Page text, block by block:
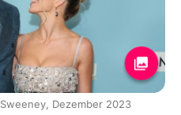
Dezember 2023